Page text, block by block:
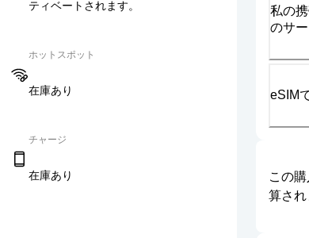
ティベートされます。
ホットスポット
在庫あり
チャージ
在庫あり
私の
のサ
eSIM
この
算され